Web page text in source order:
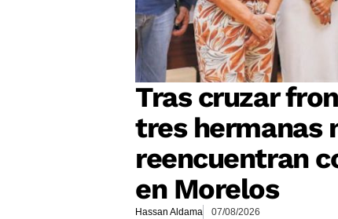
Tras cruzar
tres hermanas
reencuentran
en Morelos
Hassan Aldama 07/08/2026